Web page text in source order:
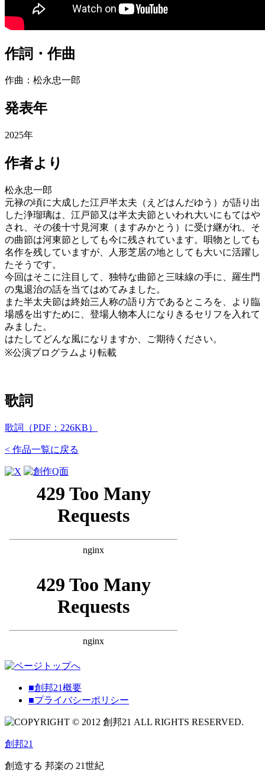
作詞・作曲
作曲：松永忠一郎
発表年
2025年
作者より
松永忠一郎
元禄の頃に大成した江戸半太夫（えどはんだゆう）が語り出
した浄瑠璃は、江戸節又は半太夫節といわれ大いにもてはや
され、その後十寸見河東（ますみかとう）に受け継がれ、そ
の曲節は河東節としても今に残されています。唄物としても
名作を残していますが、人形芝居の地としても大いに活躍し
たそうです。
今回はそこに注目して、独特な曲節と三味線の手に、羅生門
の鬼退治の話を当てはめてみました。
また半太夫節は終始三人称の語り方であるところを、より臨
場感を出すために、登場人物本人になりきるセリフを入れて
みました。
はたしてどんな風になりますか、ご期待ください。
※公演プログラムより転載
歌詞
歌詞（PDF：226KB）
< 作品一覧に戻る
■創邦21概要
■プライバシーポリシー
創邦21
創造する 邦楽の 21世紀